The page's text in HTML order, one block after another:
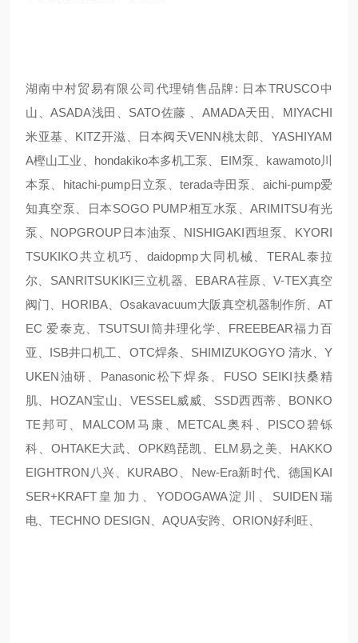
湖南中村贸易有限公司代理销售品牌: 日本TRUSCO中
山、ASADA浅田、SATO佐藤 、AMADA天田、MIYACHI
米亚基、KITZ开滋、日本阀天VENN桃太郎、YASHIYAM
A樫山工业、hondakiko本多机工泵、EIM泵、kawamoto川
本泵、hitachi-pump日立泵、terada寺田泵、aichi-pump爱
知真空泵、日本SOGO PUMP相互水泵、ARIMITSU有光
泵、NOPGROUP日本油泵、NISHIGAKI西坦泵、KYORI
TSUKIKO共立机巧、daidopmp大同机械、TERAL泰拉
尔、SANRITSUKIKI三立机器、EBARA荏原、V-TEX真空
阀门、HORIBA、Osakavacuum大阪真空机器制作所、AT
EC 爱泰克、TSUTSUI筒井理化学、FREEBEAR福力百
亚、ISB井口机工、OTC焊条、SHIMIZUKOGYO 清水、Y
UKEN油研、Panasonic松下焊条、FUSO SEIKI扶桑精
肌、HOZAN宝山、VESSEL威威、SSD西西蒂、BONKO
TE邦可、MALCOM马康、METCAL奥科、PISCO碧铄
科、OHTAKE大武、OPK鸥琵凯、ELM易之美、HAKKO
EIGHTRON八兴、KURABO、New-Era新时代、德国KAI
SER+KRAFT皇加力、YODOGAWA淀川、SUIDEN瑞
电、TECHNO DESIGN、AQUA安跨、ORION好利旺、